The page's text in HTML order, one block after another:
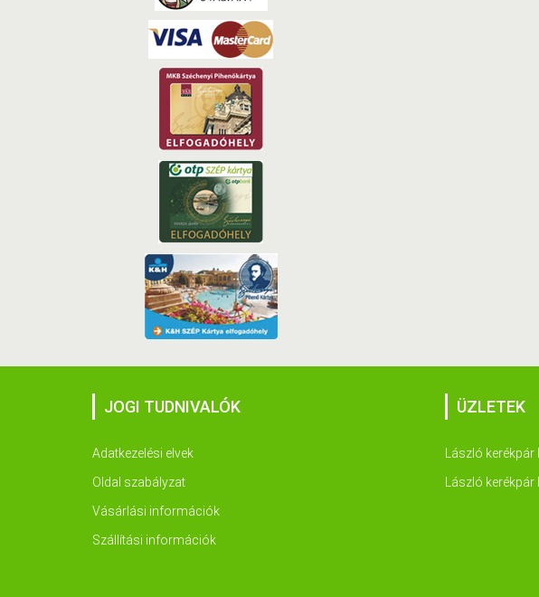
JOGI TUDNIVALÓK
Adatkezelési elvek
Oldal szabályzat
Vásárlási információk
Szállítási információk
ÜZLETEK
László kerékpár I.
László kerékpár II.